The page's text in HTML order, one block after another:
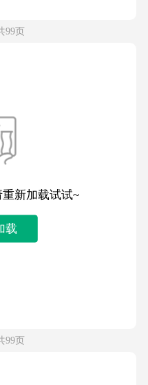
99页
新加载试试~
载
99页